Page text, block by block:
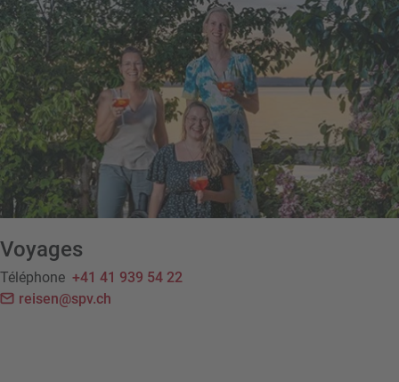
Voyages
Téléphone +41 41 939 54 22
reisen@spv.ch